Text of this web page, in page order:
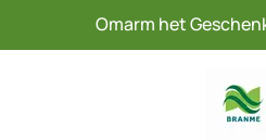
Omarm het